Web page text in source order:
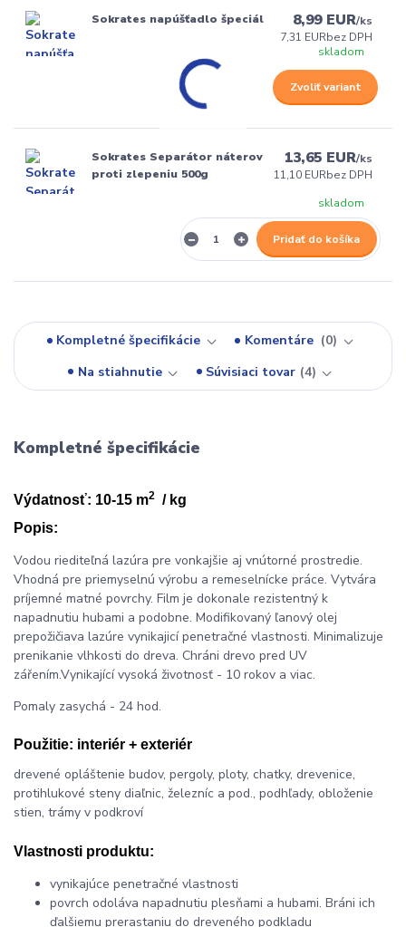
Sokrates napúšťadlo špeciál 8,99 EUR/ks
7,31 EURbez DPH
skladom
Zvoliť variant
Sokrates Separátor náterov
proti zlepeniu 500g
13,65 EUR/ks
11,10 EURbez DPH
skladom
Pridať do košíka
Kompletné špecifikácie Komentáre
0
Na stiahnutie
Súvisiaci tovar 4
Kompletné špecifikácie
Výdatnosť: 10-15 m2 / kg
Popis:
Vodou riediteľná lazúra pre vonkajšie aj vnútorné prostredie.
Vhodná pre priemyselnú výrobu a remeselnícke práce. Vytvára
príjemné matné povrchy. Film je dokonale rezistentný k
napadnutiu hubami a podobne. Modifikovaný ľanový olej
prepožičiava lazúre vynikajicí penetračné vlastnosti. Minimalizuje
prenikanie vlhkosti do dreva. Chráni drevo pred UV
zářením.Vynikající vysoká životnosť - 10 rokov a viac.
Pomaly zasychá - 24 hod.
Použitie: interiér + exteriér
drevené opláštenie budov, pergoly, ploty, chatky, drevenice,
protihlukové steny diaľnic, železníc a pod., podhľady, obloženie
stien, trámy v podkroví
Vlastnosti produktu:
vynikajúce penetračné vlastnosti
povrch odoláva napadnutiu plesňami a hubami. Bráni ich
ďalšiemu prerastaniu do dreveného podkladu